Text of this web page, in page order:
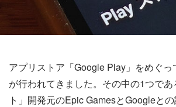
アプリストア「Google Play」をめぐ
が行われてきました。その中の1つであ
ト」開発元のEpic GamesとGoogleと